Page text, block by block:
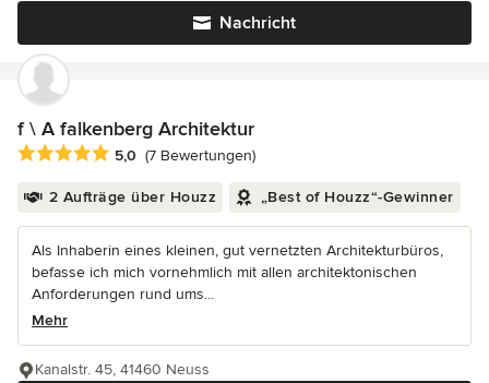
Nachricht
f \ A falkenberg Architektur
Durchschnittliche Bewertung: 5 von 5 Sternen
5,0 (7 Bewertungen)
2 Aufträge über Houzz „Best of Houzz“-Gewinner
Als Inhaberin eines kleinen, gut vernetzten Architekturbüros,
befasse ich mich vornehmlich mit allen architektonischen
Anforderungen rund ums...
Mehr
Kanalstr. 45, 41460 Neuss